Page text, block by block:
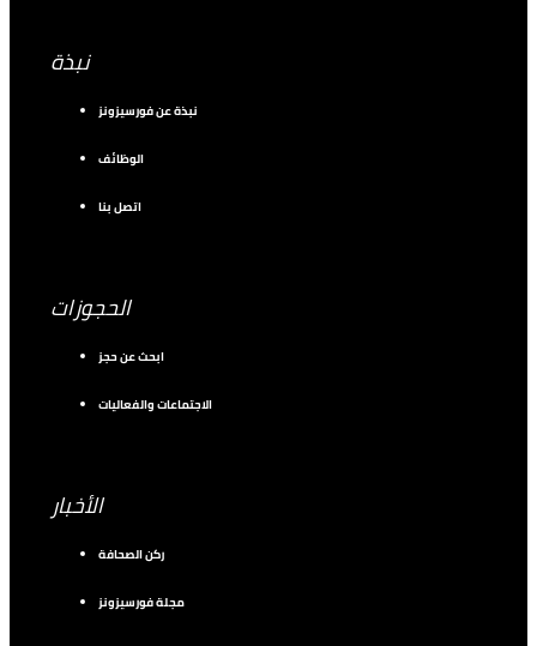
نبذة
نبذة عن فورسيزونز
الوظائف
اتصل بنا
الحجوزات
ابحث عن حجز
الاجتماعات والفعاليات
الأخبار
ركن الصحافة
مجلة فورسيزونز